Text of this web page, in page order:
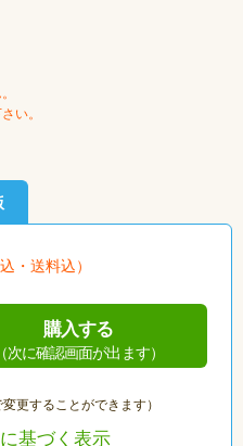
い。
込・送料込）
購入する
（次に確認画面が出ます）
更することができます）
基づく表示